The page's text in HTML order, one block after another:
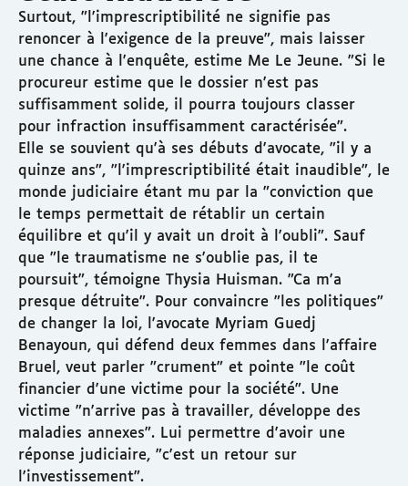
Surtout, "l'imprescriptibilité ne signifie pas
renoncer à l'exigence de la preuve", mais laisser
une chance à l'enquête, estime Me Le Jeune. "Si le
procureur estime que le dossier n'est pas
suffisamment solide, il pourra toujours classer
pour infraction insuffisamment caractérisée".
Elle se souvient qu'à ses débuts d'avocate, "il y a
quinze ans", "l'imprescriptibilité était inaudible", le
monde judiciaire étant mu par la "conviction que
le temps permettait de rétablir un certain
équilibre et qu'il y avait un droit à l'oubli". Sauf
que "le traumatisme ne s'oublie pas, il te
poursuit", témoigne Thysia Huisman. "Ca m'a
presque détruite". Pour convaincre "les politiques"
de changer la loi, l'avocate Myriam Guedj
Benayoun, qui défend deux femmes dans l'affaire
Bruel, veut parler "crument" et pointe "le coût
financier d'une victime pour la société". Une
victime "n'arrive pas à travailler, développe des
maladies annexes". Lui permettre d'avoir une
réponse judiciaire, "c'est un retour sur
l'investissement".